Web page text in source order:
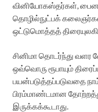
வினியோகஸ்தர்கள்,
தொழில்நுட்பக்
ஒட்டுமொத்தத்
சினிமா தொடர்ந்து வளர
ஒவ்வொரு ரூபாயும்
பயன்படுத்தப்படுவதை
பிரம்மாண்டமான
இருக்கக்கூடாது.